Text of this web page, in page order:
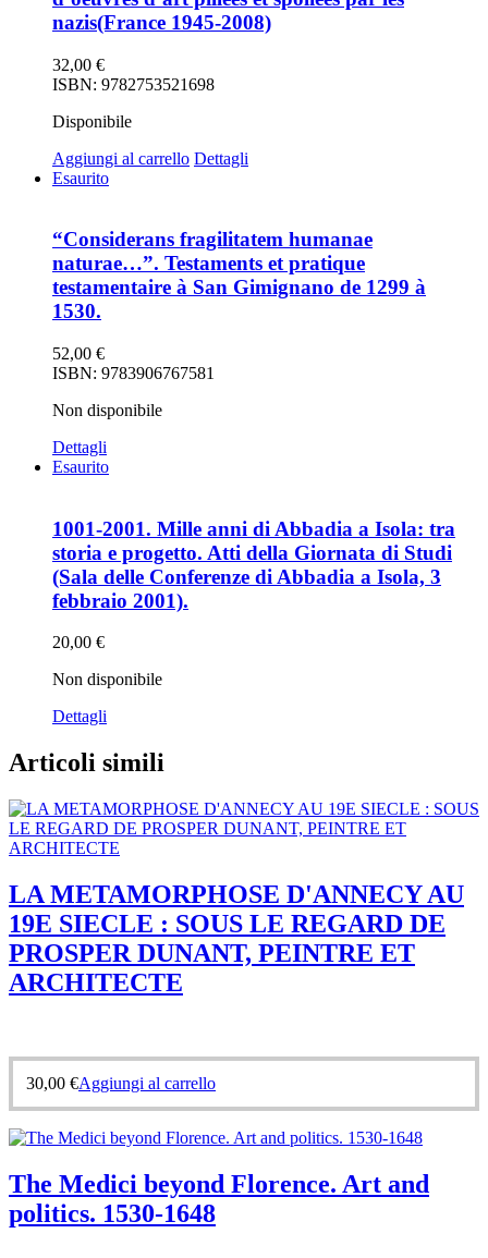
nazis(France 1945-2008)
32,00 €
ISBN: 9782753521698
Disponibile
Aggiungi al carrello Dettagli
Esaurito
“Considerans fragilitatem humanae
naturae…”. Testaments et pratique
testamentaire à San Gimignano de 1299 à
1530.
52,00 €
ISBN: 9783906767581
Non disponibile
Dettagli
Esaurito
1001-2001. Mille anni di Abbadia a Isola: tra
storia e progetto. Atti della Giornata di Studi
(Sala delle Conferenze di Abbadia a Isola, 3
febbraio 2001).
20,00 €
Non disponibile
Dettagli
Articoli simili
LA METAMORPHOSE D'ANNECY AU
19E SIECLE : SOUS LE REGARD DE
PROSPER DUNANT, PEINTRE ET
ARCHITECTE
30,00 €Aggiungi al carrello
The Medici beyond Florence. Art and
politics. 1530-1648